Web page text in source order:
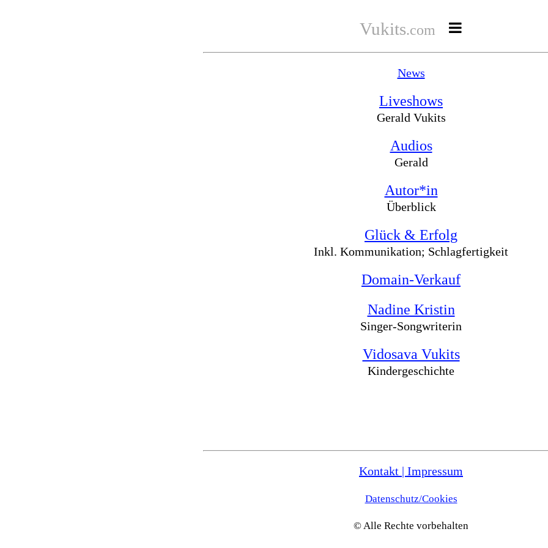
Vukits.com 
News
Audios
News
Liveshows
Gerald Vukits
Audios
Gerald
Autor*in
Überblick
Glück & Erfolg
Inkl. Kommunikation; Schlagfertigkeit
Domain-Verkauf
Nadine Kristin
Singer-Songwriterin
Vidosava Vukits
Kindergeschichte
Kontakt | Impressum
Datenschutz/Cookies
© Alle Rechte vorbehalten